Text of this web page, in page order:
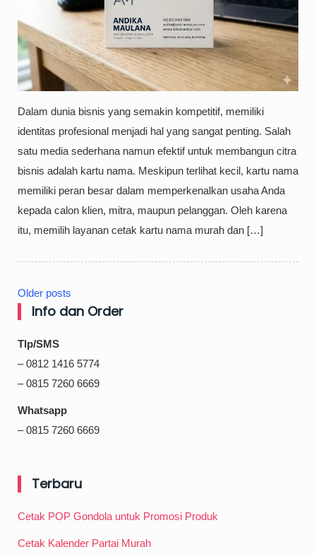
Dalam dunia bisnis yang semakin kompetitif, memiliki
identitas profesional menjadi hal yang sangat penting. Salah
satu media sederhana namun efektif untuk membangun citra
bisnis adalah kartu nama. Meskipun terlihat kecil, kartu nama
memiliki peran besar dalam memperkenalkan usaha Anda
kepada calon klien, mitra, maupun pelanggan. Oleh karena
itu, memilih layanan cetak kartu nama murah dan […]
Posts
navigation
Older posts
Info dan Order
Tlp/SMS
– 0812 1416 5774
– 0815 7260 6669
Whatsapp
– 0815 7260 6669
Terbaru
Cetak POP Gondola untuk Promosi Produk
Cetak Kalender Partai Murah